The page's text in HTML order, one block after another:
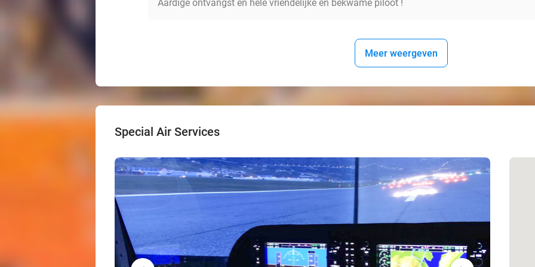
Aardige ontvangst en hele vriendelijke en bekwame piloot !
Meer weergeven
Special Air Services